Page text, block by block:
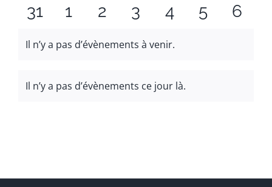
évènements
évènements
évènements
évènements
évènements
0
31
0
1
0
2
0
3
0
4
0
5
0
6
Notice
Il n’y a pas d’évènements à venir.
Notice
Il n’y a pas d’évènements ce jour là.